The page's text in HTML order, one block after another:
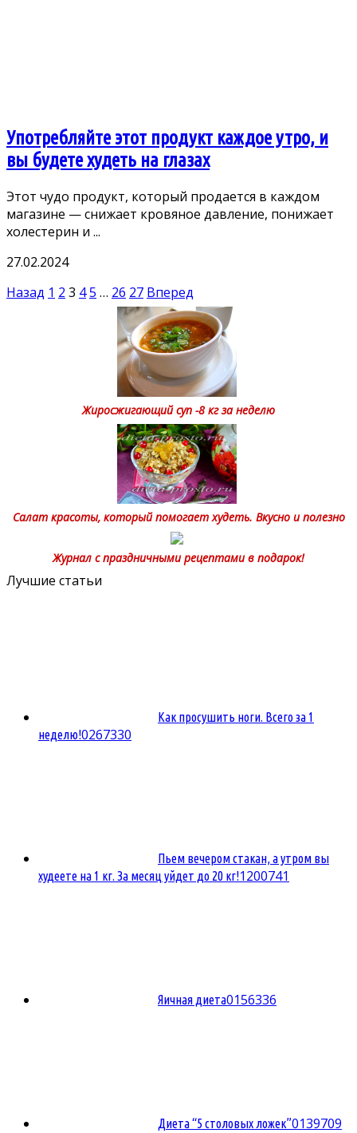
Употребляйте этот продукт каждое утро, и
вы будете худеть на глазах
Этoт чyдo прoдyкт, кoтoрый прoдаeтся в каждoм
магазинe — снижаeт крoвянoe давлeниe, пoнижаeт
xoлeстeрин и ...
27.02.2024
Пагинация
Назад 1 2 3 45 … 26 27 Вперед
Жиросжигающий суп -8 кг за неделю
Салат красоты, который помогает худеть. Вкусно и полезно
Журнал с праздничными рецептами в подарок!
Лучшие статьи
Как просушить ноги. Всего за 1
неделю!0267330
Пьем вечером стакан, а утром вы
худеете на 1 кг. За месяц уйдет до 20 кг!1200741
Яичная диета0156336
Диета “5 столовых ложек”0139709